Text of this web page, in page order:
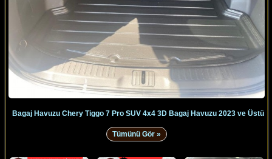
Bagaj Havuzu Chery Tiggo 7 Pro SUV 4x4 3D Bagaj Havuzu 2023 ve Üstü
Tümünü Gör »